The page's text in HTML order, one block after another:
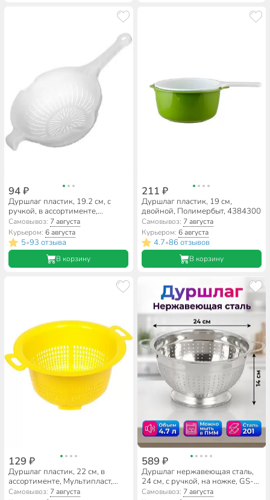
94 ₽
Дуршлаг пластик, 19.2 см, с
ручкой, в ассортименте,
Полимербыт, 4394100
Самовывоз: 7 августа
Курьером:6 августа
5•93 отзыва
В корзину
211 ₽
Дуршлаг пластик, 19 см,
двойной, Полимербыт, 4384300
Самовывоз: 7 августа
Курьером: 6 августа
4.7•86 отзывов
В корзину
129 ₽
Дуршлаг пластик, 22 см, в
ассортименте, Мультипласт,
MPG9710
Самовывоз: 7 августа
589 ₽
Дуршлаг нержавеющая сталь,
24 см, с ручкой, на ножке, GS-
08127-24
Самовывоз: 7 августа